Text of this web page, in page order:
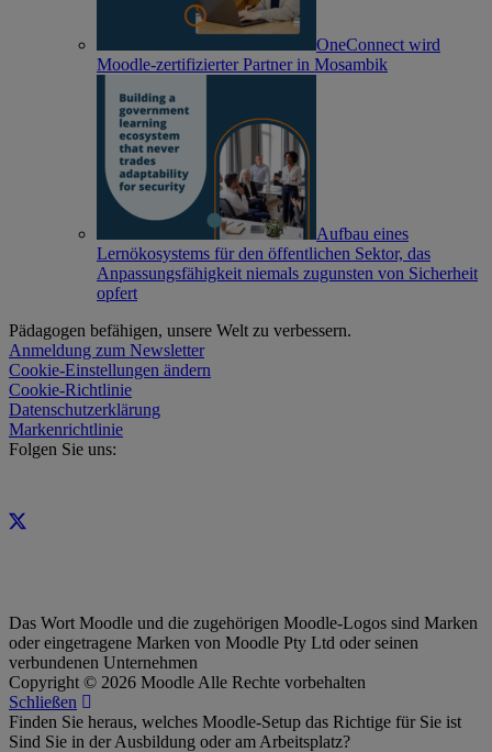
OneConnect wird
Moodle-zertifizierter Partner in Mosambik
Aufbau eines
Lernökosystems für den öffentlichen Sektor, das
Anpassungsfähigkeit niemals zugunsten von Sicherheit
opfert
Pädagogen befähigen, unsere Welt zu verbessern.
Anmeldung zum Newsletter
Cookie-Einstellungen ändern
Cookie-Richtlinie
Datenschutzerklärung
Markenrichtlinie
Folgen Sie uns:
Das Wort Moodle und die zugehörigen Moodle-Logos sind Marken
oder eingetragene Marken von Moodle Pty Ltd oder seinen
verbundenen Unternehmen
Copyright © 2026 Moodle Alle Rechte vorbehalten
Schließen
Finden Sie heraus, welches Moodle-Setup das Richtige für Sie ist
Sind Sie in der Ausbildung oder am Arbeitsplatz?